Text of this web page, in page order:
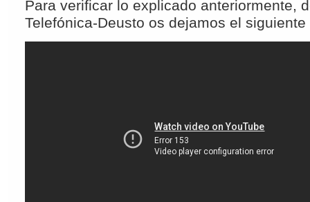
Para verificar lo explicado anteriormente,
Telefónica-Deusto os dejamos el